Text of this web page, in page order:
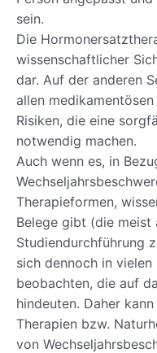
sein.
Die
wissenschaftlicher
dar. Auf der anderen
allen
Risiken, die eine
notwendig machen.
Auch wenn es, in
Therapieformen,
Belege gibt (die meist
Studiendurchführung
sich dennoch in
beobachten, die auf
hindeuten. Daher
Therapien bzw.
von